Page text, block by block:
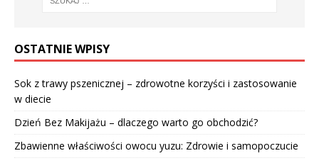
OSTATNIE WPISY
Sok z trawy pszenicznej – zdrowotne korzyści i zastosowanie
w diecie
Dzień Bez Makijażu – dlaczego warto go obchodzić?
Zbawienne właściwości owocu yuzu: Zdrowie i samopoczucie